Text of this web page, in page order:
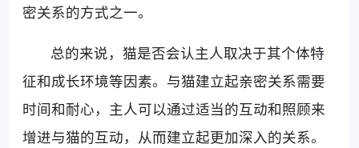
密关系的方式之一。
总的来说，猫是否会认主人取决于其个体特
征和成长环境等因素。与猫建立起亲密关系需要
时间和耐心，主人可以通过适当的互动和照顾来
增进与猫的互动，从而建立起更加深入的关系。